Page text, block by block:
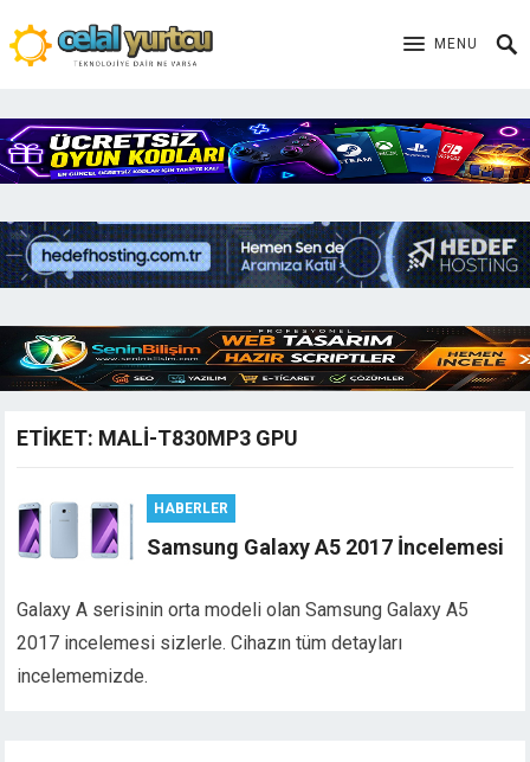
MENU
ETIKET: MALI-T830MP3 GPU
HABERLER
Samsung Galaxy A5 2017 İncelemesi
Galaxy A serisinin orta modeli olan Samsung Galaxy A5
2017 incelemesi sizlerle. Cihazın tüm detayları
incelememizde.